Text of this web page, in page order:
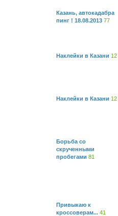
Казань, автокадабра
пинг ! 18.08.2013 77
Наклейки в Казани 12
Наклейки в Казани 12
Борьба со
скрученными
пробегами 81
Привыкаю к
кроссоверам... 41